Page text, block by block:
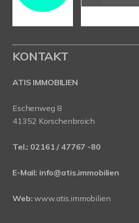
KONTAKT
ATIS IMMOBILIEN
Eschenweg 8
41352 Korschenbroich
Tel.: 02161 / 47767 -80
E-Mail: info@atis.immobilien
Web: www.atis.immobilien